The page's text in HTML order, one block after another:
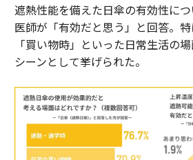
遮熱性能を備えた日傘の有効性に
医師が「有効だと思う」と回答。特
「買い物時」といった日常生活の
シーンとして挙げられた。